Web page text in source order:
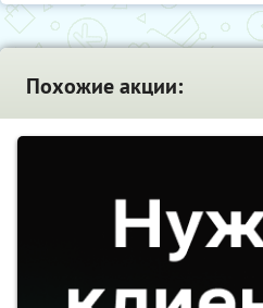
Похожие акции: